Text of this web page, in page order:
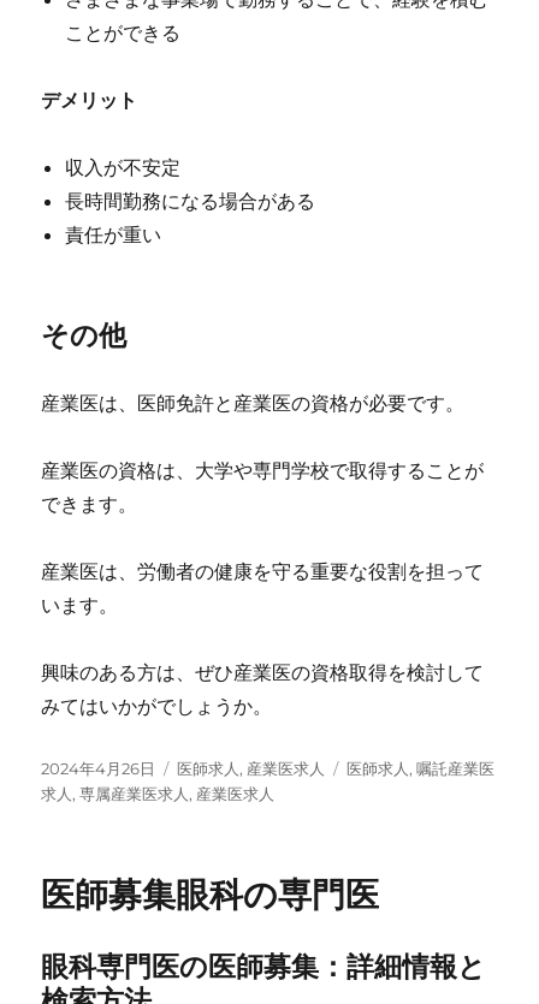
ことができる
デメリット
収入が不安定
長時間勤務になる場合がある
責任が重い
その他
産業医は、医師免許と産業医の資格が必要です。
産業医の資格は、大学や専門学校で取得することが
できます。
産業医は、労働者の健康を守る重要な役割を担って
います。
興味のある方は、ぜひ産業医の資格取得を検討して
みてはいかがでしょうか。
投
稿
2024年4月26日
カ
テ
医師求人 , 産業医求人
タ
医師求人 ,嘱託産業医
求人 ,専属産業医求人 , 産業医求人
医師募集眼科の専門医
眼科専門医の医師募集：詳細情報と